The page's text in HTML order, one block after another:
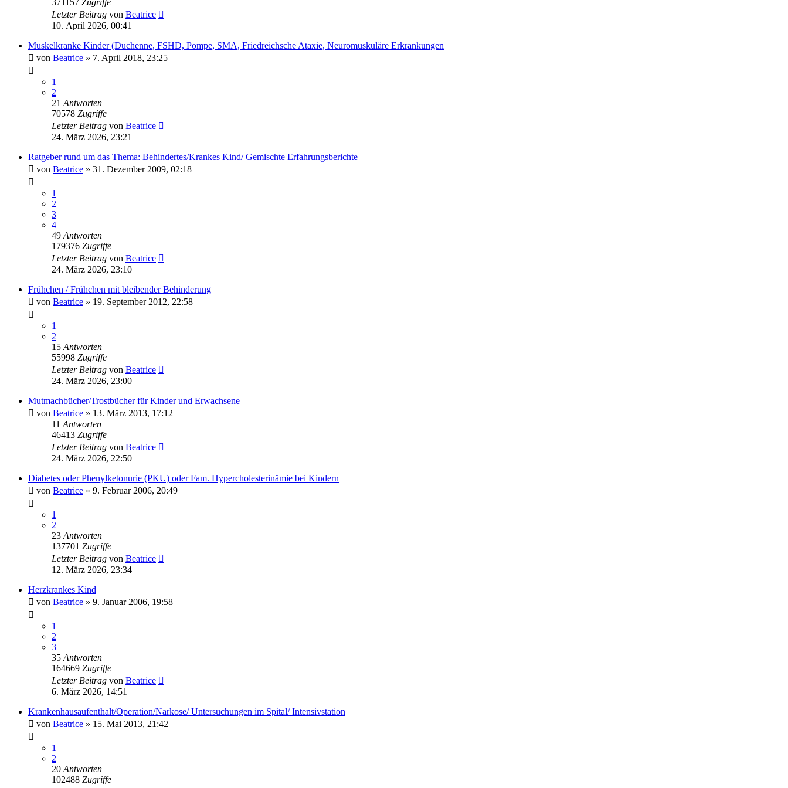
371157 Zugriffe
Letzter Beitrag von Beatrice
10. April 2026, 00:41
Muskelkranke Kinder (Duchenne, FSHD, Pompe, SMA, Friedreichsche Ataxie, Neuromuskuläre Erkrankungen
von Beatrice » 7. April 2018, 23:25
1
2
21 Antworten
70578 Zugriffe
Letzter Beitrag von Beatrice
24. März 2026, 23:21
Ratgeber rund um das Thema: Behindertes/Krankes Kind/ Gemischte Erfahrungsberichte
von Beatrice » 31. Dezember 2009, 02:18
1
2
3
4
49 Antworten
179376 Zugriffe
Letzter Beitrag von Beatrice
24. März 2026, 23:10
Frühchen / Frühchen mit bleibender Behinderung
von Beatrice » 19. September 2012, 22:58
1
2
15 Antworten
55998 Zugriffe
Letzter Beitrag von Beatrice
24. März 2026, 23:00
Mutmachbücher/Trostbücher für Kinder und Erwachsene
von Beatrice » 13. März 2013, 17:12
11 Antworten
46413 Zugriffe
Letzter Beitrag von Beatrice
24. März 2026, 22:50
Diabetes oder Phenylketonurie (PKU) oder Fam. Hypercholesterinämie bei Kindern
von Beatrice » 9. Februar 2006, 20:49
1
2
23 Antworten
137701 Zugriffe
Letzter Beitrag von Beatrice
12. März 2026, 23:34
Herzkrankes Kind
von Beatrice » 9. Januar 2006, 19:58
1
2
3
35 Antworten
164669 Zugriffe
Letzter Beitrag von Beatrice
6. März 2026, 14:51
Krankenhausaufenthalt/Operation/Narkose/ Untersuchungen im Spital/ Intensivstation
von Beatrice » 15. Mai 2013, 21:42
1
2
20 Antworten
102488 Zugriffe